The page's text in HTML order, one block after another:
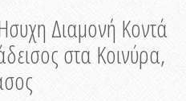
Διαμονή Κοντά
στα Κοινύρα,